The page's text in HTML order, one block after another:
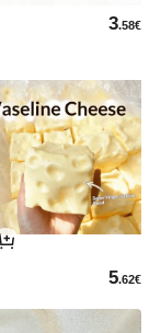
3.58€
5.62€